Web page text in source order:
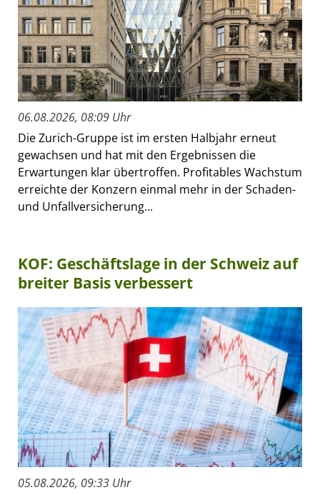
06.08.2026, 08:09 Uhr
Die Zurich-Gruppe ist im ersten Halbjahr erneut
gewachsen und hat mit den Ergebnissen die
Erwartungen klar übertroffen. Profitables Wachstum
erreichte der Konzern einmal mehr in der Schaden-
und Unfallversicherung...
KOF: Geschäftslage in der Schweiz auf
breiter Basis verbessert
05.08.2026, 09:33 Uhr